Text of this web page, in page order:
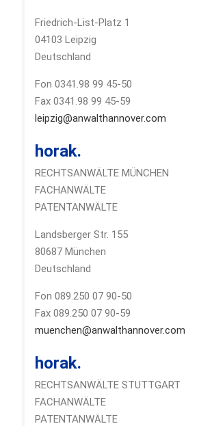
Friedrich-List-Platz 1
04103 Leipzig
Deutschland
Fon 0341.98 99 45-50
Fax 0341.98 99 45-59
leipzig@anwalthannover.com
horak.
RECHTSANWÄLTE MÜNCHEN
FACHANWÄLTE
PATENTANWÄLTE
Landsberger Str. 155
80687 München
Deutschland
Fon 089.250 07 90-50
Fax 089.250 07 90-59
muenchen@anwalthannover.com
horak.
RECHTSANWÄLTE STUTTGART
FACHANWÄLTE
PATENTANWÄLTE